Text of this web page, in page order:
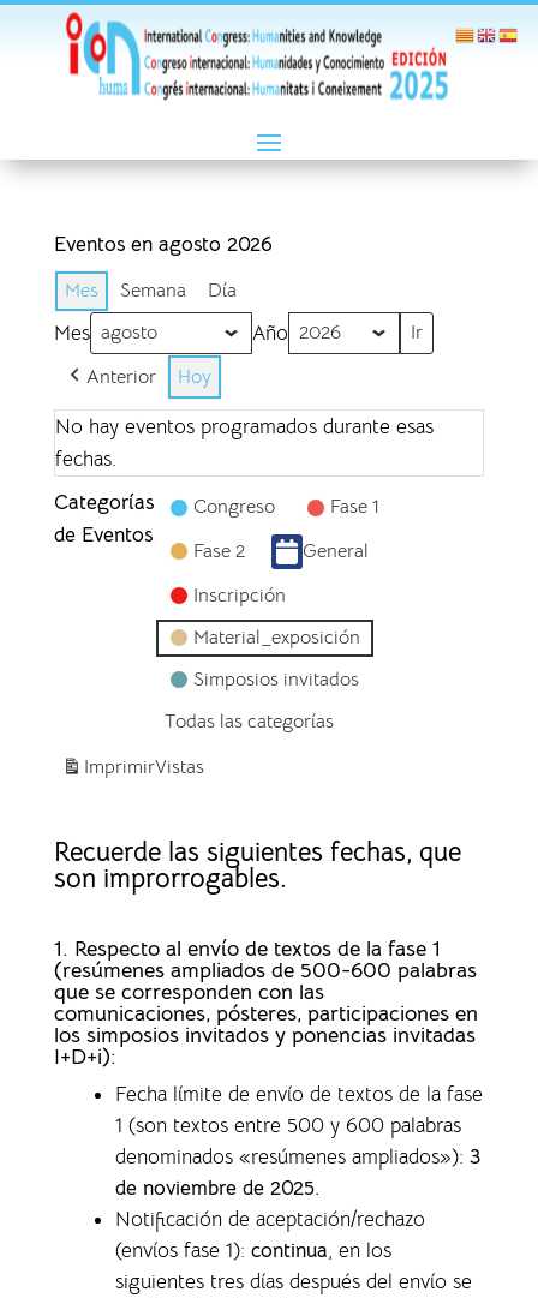
Eventos en agosto 2026
Mes Semana Día
Mes Año
Anterior Hoy
No hay eventos programados durante esas
fechas.
Categorías
de Eventos
Congreso
Fase 1
Fase 2
General
Inscripción
Material_exposición
Simposios invitados
Todas las categorías
ImprimirVistas
Recuerde las siguientes fechas, que
son improrrogables.
1. Respecto al envío de textos de la fase 1
(resúmenes ampliados de 500-600 palabras
que se corresponden con las
comunicaciones, pósteres, participaciones en
los simposios invitados y ponencias invitadas
I+D+i):
Fecha límite de envío de textos de la fase
1 (son textos entre 500 y 600 palabras
denominados «resúmenes ampliados»): 3
de noviembre de 2025.
Notificación de aceptación/rechazo
(envíos fase 1): continua, en los
siguientes tres días después del envío se